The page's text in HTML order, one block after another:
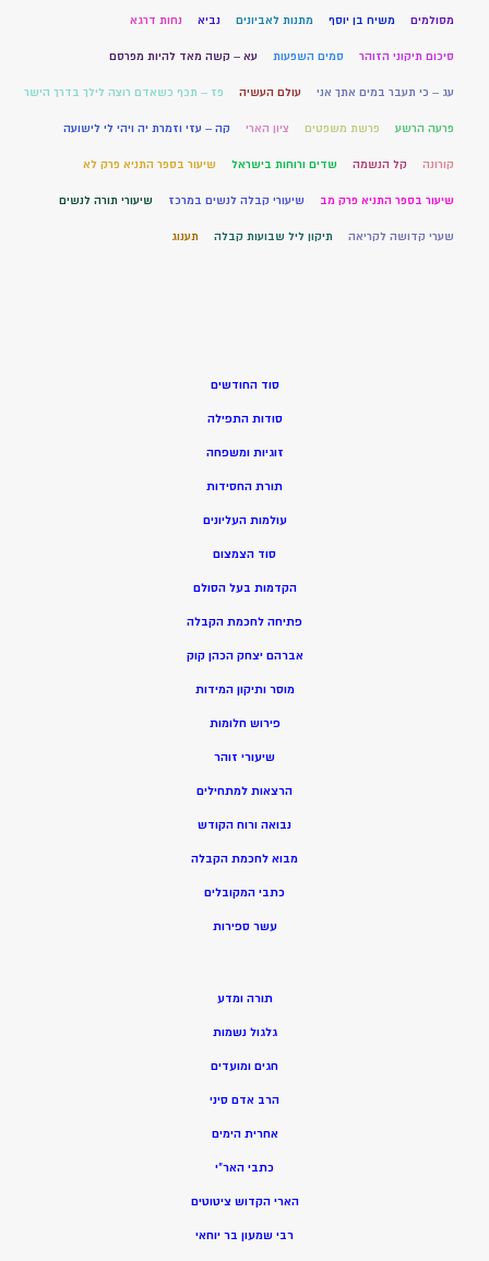
מסולמים משיח בן יוסף מתנות לאביונים נביא נחות דרגא
סיכום תיקוני הזוהר סמים השפעות עא – קשה מאד להיות מפרסם
עג – כי תעבר במים אתך אני עולם העשיה פז – תכף כשאדם רוצה לילך בדרך הישר
פרעה הרשע פרשת משפטים ציון הארי קה – עזי וזמרת יה ויהי לי לישועה
קורונה קל הנשמה שדים ורוחות בישראל שיעור בספר התניא פרק לא
שיעור בספר התניא פרק מב שיעורי קבלה לנשים במרכז שיעורי תורה לנשים
שערי קדושה לקריאה תיקון ליל שבועות קבלה תענוג
סוד החודשים
סודות התפילה
זוגיות ומשפחה
תורת החסידות
עולמות העליונים
סוד הצמצום
הקדמות בעל הסולם
פתיחה לחכמת הקבלה
אברהם יצחק הכהן קוק
מוסר ותיקון המידות
פירוש חלומות
שיעורי זוהר
הרצאות למתחילים
נבואה ורוח הקודש
מבוא לחכמת הקבלה
כתבי המקובלים
עשר ספירות
תורה ומדע
גלגול נשמות
חגים ומועדים
הרב אדם סיני
אחרית הימים
כתבי האר”י
הארי הקדוש ציטוטים
רבי שמעון בר יוחאי